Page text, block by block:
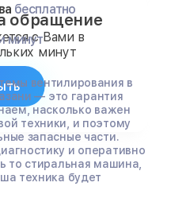
бесплатно
минут
вентилирования в
— это гарантия
насколько важен
техники, и поэтому
запасные части.
и оперативно
то стиральная машина,
техника будет
обращение
с Вами в
минут